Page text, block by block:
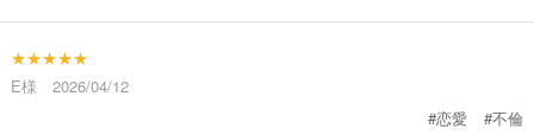
★★★★★
E様 2026/04/12
#恋愛
#不倫